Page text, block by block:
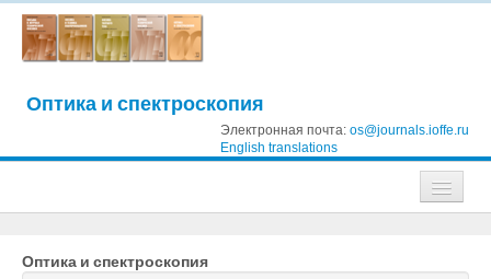
Оптика и спектроскопия
Электронная почта: os@journals.ioffe.ru
English translations
Журнал технической физики
Оптика и спектроскопия